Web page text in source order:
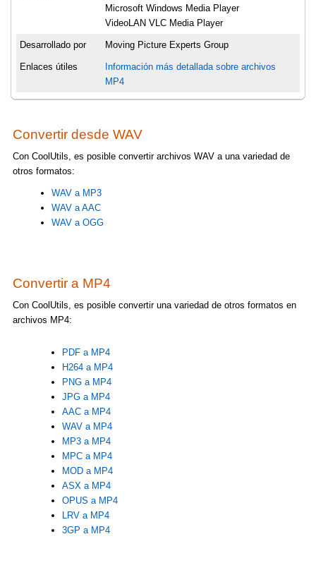
Microsoft Windows Media Player
VideoLAN VLC Media Player
Desarrollado por Moving Picture Experts Group
Enlaces útiles
Información más detallada sobre archivos
MP4
Convertir desde WAV
Con CoolUtils, es posible convertir archivos WAV a una variedad de
otros formatos:
WAV a MP3
WAV a AAC
WAV a OGG
Convertir a MP4
Con CoolUtils, es posible convertir una variedad de otros formatos en
archivos MP4:
PDF a MP4
H264 a MP4
PNG a MP4
JPG a MP4
AAC a MP4
WAV a MP4
MP3 a MP4
MPC a MP4
MOD a MP4
ASX a MP4
OPUS a MP4
LRV a MP4
3GP a MP4